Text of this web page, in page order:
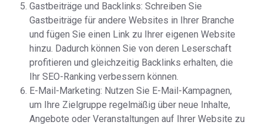
Gastbeiträge und Backlinks: Schreiben Sie
Gastbeiträge für andere Websites in Ihrer Branche
und fügen Sie einen Link zu Ihrer eigenen Website
hinzu. Dadurch können Sie von deren Leserschaft
profitieren und gleichzeitig Backlinks erhalten, die
Ihr SEO-Ranking verbessern können.
E-Mail-Marketing: Nutzen Sie E-Mail-Kampagnen,
um Ihre Zielgruppe regelmäßig über neue Inhalte,
Angebote oder Veranstaltungen auf Ihrer Website zu